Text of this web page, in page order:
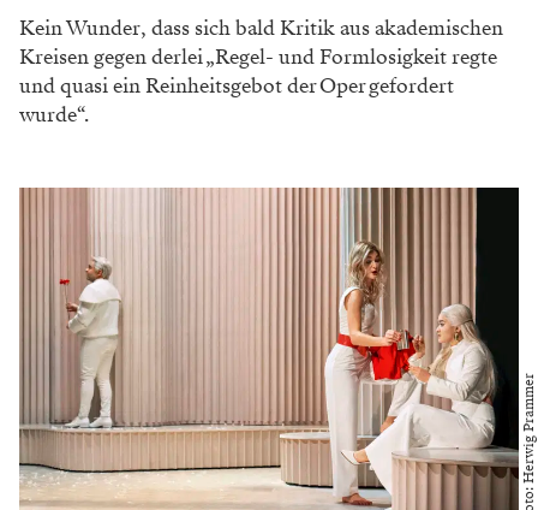
Kein Wunder, dass sich bald Kritik aus akademischen
Kreisen gegen ­derlei „Regel- und Formlosigkeit regte
und quasi ein Reinheitsgebot der Oper gefordert
wurde“.
Foto: Herwig Prammer